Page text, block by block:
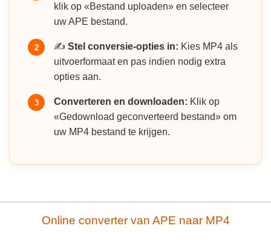
klik op «Bestand uploaden» en selecteer
uw APE bestand.
2 ✍️ Stel conversie-opties in: Kies MP4 als
uitvoerformaat en pas indien nodig extra
opties aan.
3 Converteren en downloaden: Klik op
«Gedownload geconverteerd bestand» om
uw MP4 bestand te krijgen.
Online converter van APE naar MP4